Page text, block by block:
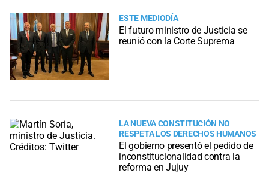
ESTE MEDIODÍA
El futuro ministro de Justicia se
reunió con la Corte Suprema
LA NUEVA CONSTITUCIÓN NO
RESPETA LOS DERECHOS HUMANOS
El gobierno presentó el pedido de
inconstitucionalidad contra la
reforma en Jujuy